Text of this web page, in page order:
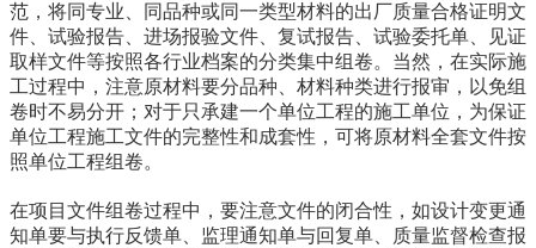
范，将同专业、同品种或同一类型材料的出厂质量合格证明文
件、试验报告、进场报验文件、复试报告、试验委托单、见证
取样文件等按照各行业档案的分类集中组卷。当然，在实际施
工过程中，注意原材料要分品种、材料种类进行报审，以免组
卷时不易分开；对于只承建一个单位工程的施工单位，为保证
单位工程施工文件的完整性和成套性，可将原材料全套文件按
照单位工程组卷。
在项目文件组卷过程中，要注意文件的闭合性，如设计变更通
知单要与执行反馈单、监理通知单与回复单、质量监督检查报